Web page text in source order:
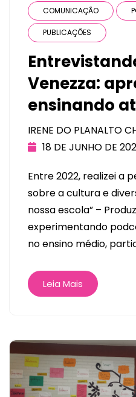
COMUNICAÇÃO
PUBLICAÇÕES
Venezza:
ensinando
IRENE DO PLANALTO
18 DE JUNHO DE
Entre 2022, realizei a
sobre a cultura e
nossa escola” –
experimentando
no ensino médio,
Leia Mais